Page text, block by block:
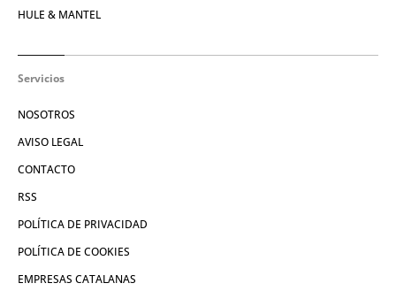
HULE & MANTEL
Servicios
NOSOTROS
AVISO LEGAL
CONTACTO
RSS
POLÍTICA DE PRIVACIDAD
POLÍTICA DE COOKIES
EMPRESAS CATALANAS